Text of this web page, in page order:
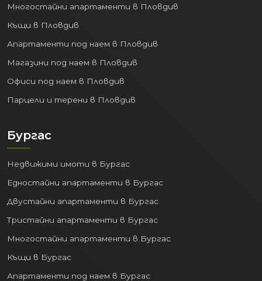
Многостайни апартаменти в Пловдив
Къщи в Пловдив
Апартаменти под наем в Пловдив
Магазини под наем в Пловдив
Офиси под наем в Пловдив
Парцели и терени в Пловдив
Бургас
Недвижими имоти в Бургас
Едностайни апартаменти в Бургас
Двустайни апартаменти в Бургас
Тристайни апартаменти в Бургас
Многостайни апартаменти в Бургас
Къщи в Бургас
Апартаменти под наем в Бургас